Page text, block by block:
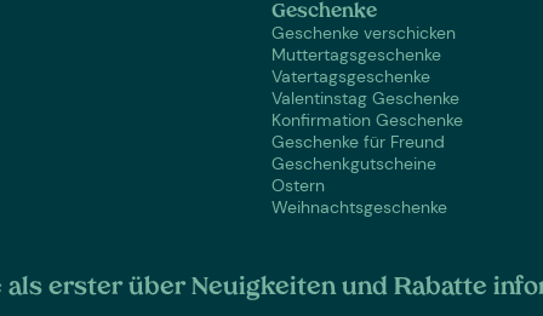
Geschenke
Geschenke verschicken
Muttertagsgeschenke
Vatertagsgeschenke
Valentinstag Geschenke
Konfirmation Geschenke
Geschenke für Freund
Geschenkgutscheine
Ostern
Weihnachtsgeschenke
als erster über Neuigkeiten und Rabatte